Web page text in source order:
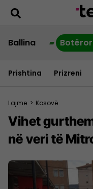
Ballina
Prishtina Prizreni
Lajme > Kosovë
Vihet
në veri të